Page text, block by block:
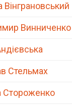
Винниченко
Стельмах
Стороженко